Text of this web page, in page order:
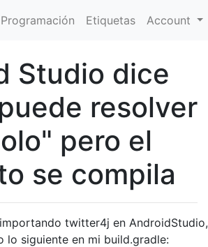
Programación Etiquetas Account
Studio dice
resolver
pero el
se compila
twitter4j en AndroidStudio,
lo siguiente en mi build.gradle: